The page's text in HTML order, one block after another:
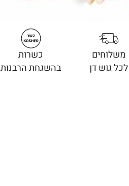
משלוחים
לכל גוש דן
כשרות
בהשגחת הרבנות